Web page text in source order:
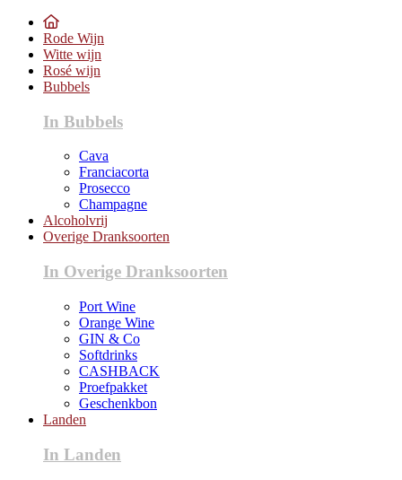
Rode Wijn
Witte wijn
Rosé wijn
Bubbels
In Bubbels
Cava
Franciacorta
Prosecco
Champagne
Alcoholvrij
Overige Dranksoorten
In Overige Dranksoorten
Port Wine
Orange Wine
GIN & Co
Softdrinks
CASHBACK
Proefpakket
Geschenkbon
Landen
In Landen